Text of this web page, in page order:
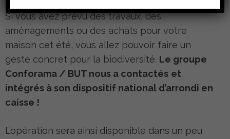
Si vous avez prévu des travaux, des
aménagements ou des achats pour votre
maison cet été, vous allez pouvoir faire un
geste concret pour la biodiversité. Le groupe
Conforama / BUT nous a contactés et
intégrés à son dispositif national d’arrondi en
caisse !
L’opération sera ainsi disponible dans un peu